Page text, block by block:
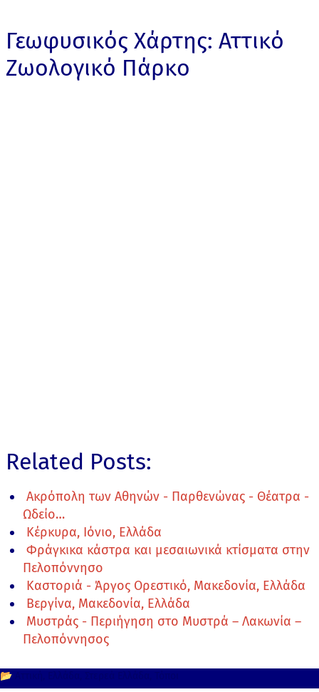
Γεωφυσικός Χάρτης: Αττικό
Ζωολογικό Πάρκο
Related Posts:
Ακρόπολη των Αθηνών - Παρθενώνας - Θέατρα -
Ωδείο…
Κέρκυρα, Ιόνιο, Ελλάδα
Φράγκικα κάστρα και μεσαιωνικά κτίσματα στην
Πελοπόννησο
Καστοριά - Άργος Ορεστικό, Μακεδονία, Ελλάδα
Βεργίνα, Μακεδονία, Ελλάδα
Μυστράς - Περιήγηση στο Μυστρά – Λακωνία –
Πελοπόννησος
📂